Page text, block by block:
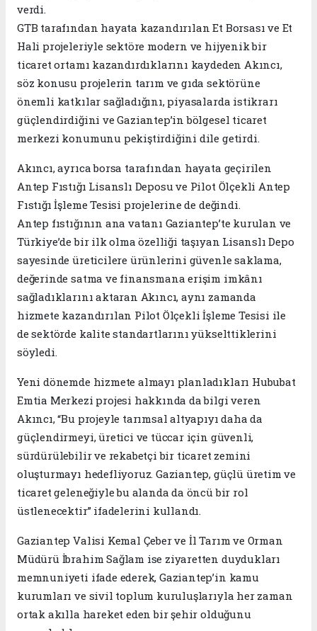
verdi.
GTB tarafından hayata kazandırılan Et Borsası ve Et
Hali projeleriyle sektöre modern ve hijyenik bir
ticaret ortamı kazandırdıklarını kaydeden Akıncı,
söz konusu projelerin tarım ve gıda sektörüne
önemli katkılar sağladığını, piyasalarda istikrarı
güçlendirdiğini ve Gaziantep’in bölgesel ticaret
merkezi konumunu pekiştirdiğini dile getirdi.
Akıncı, ayrıca borsa tarafından hayata geçirilen
Antep Fıstığı Lisanslı Deposu ve Pilot Ölçekli Antep
Fıstığı İşleme Tesisi projelerine de değindi.
Antep fıstığının ana vatanı Gaziantep’te kurulan ve
Türkiye’de bir ilk olma özelliği taşıyan Lisanslı Depo
sayesinde üreticilere ürünlerini güvenle saklama,
değerinde satma ve finansmana erişim imkânı
sağladıklarını aktaran Akıncı, aynı zamanda
hizmete kazandırılan Pilot Ölçekli İşleme Tesisi ile
de sektörde kalite standartlarını yükselttiklerini
söyledi.
Yeni dönemde hizmete almayı planladıkları Hububat
Emtia Merkezi projesi hakkında da bilgi veren
Akıncı, “Bu projeyle tarımsal altyapıyı daha da
güçlendirmeyi, üretici ve tüccar için güvenli,
sürdürülebilir ve rekabetçi bir ticaret zemini
oluşturmayı hedefliyoruz. Gaziantep, güçlü üretim ve
ticaret geleneğiyle bu alanda da öncü bir rol
üstlenecektir” ifadelerini kullandı.
Gaziantep Valisi Kemal Çeber ve İl Tarım ve Orman
Müdürü İbrahim Sağlam ise ziyaretten duydukları
memnuniyeti ifade ederek, Gaziantep’in kamu
kurumları ve sivil toplum kuruluşlarıyla her zaman
ortak akılla hareket eden bir şehir olduğunu